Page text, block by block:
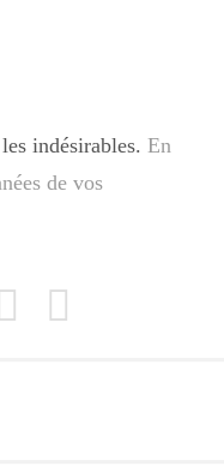
indésirables. En
de vos